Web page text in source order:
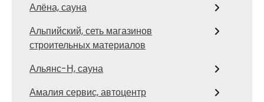
Алёна, сауна
Альпийский, сеть магазинов
строительных материалов
Альянс-Н, сауна
Амалия сервис, автоцентр